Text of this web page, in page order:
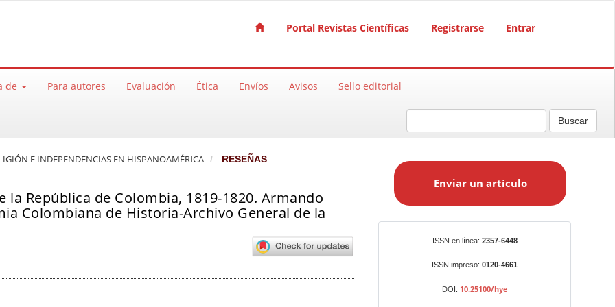
Portal Revistas Científicas Registrarse Entrar
de Para autores Evaluación Ética Envíos Avisos Sello editorial
Buscar
E INDEPENDENCIAS EN HISPANOAMÉRICA RESEÑAS
República de Colombia, 1819-1820. Armando
Colombiana de Historia-Archivo General de la
a
Enviar un artículo
ISSN en línea: 2357-6448
ISSN impreso: 0120-4661
DOI: 10.25100/hye